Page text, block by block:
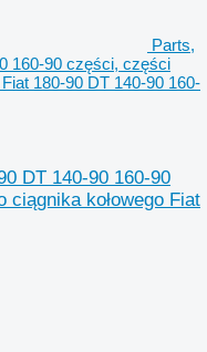
Parts,
160-90 części, części
180-90 DT 140-90 160-
DT 140-90 160-90
kołowego Fiat